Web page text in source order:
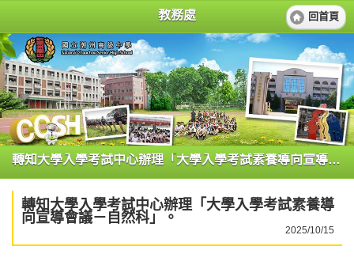
教務處 回首頁
轉知大學入學考試中心辦理「大學入學考試素養導向宣導會議－自然科」。
轉知大學入學考試中心辦理「大學入學考試素養導
向宣導會議－自然科」。
2025/10/15